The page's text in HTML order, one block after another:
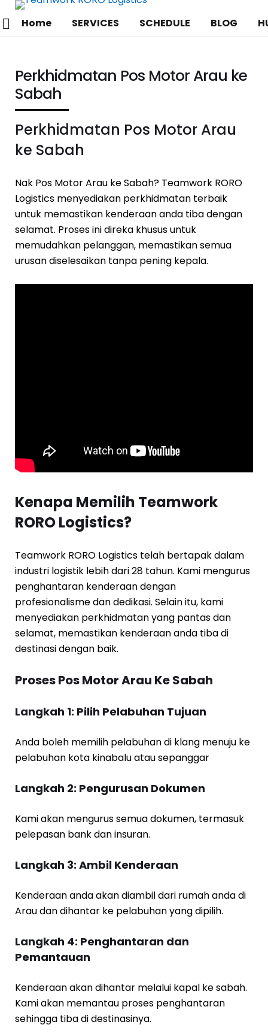
Home SERVICES SCHEDULE BLOG
Perkhidmatan Pos Motor Arau ke
Sabah
Perkhidmatan Pos Motor Arau
ke Sabah
Nak Pos Motor Arau ke Sabah? Teamwork RORO
Logistics menyediakan perkhidmatan terbaik
untuk memastikan kenderaan anda tiba dengan
selamat. Proses ini direka khusus untuk
memudahkan pelanggan, memastikan semua
urusan diselesaikan tanpa pening kepala.
Kenapa Memilih Teamwork
RORO Logistics?
Teamwork RORO Logistics telah bertapak dalam
industri logistik lebih dari 28 tahun. Kami mengurus
penghantaran kenderaan dengan
profesionalisme dan dedikasi. Selain itu, kami
menyediakan perkhidmatan yang pantas dan
selamat, memastikan kenderaan anda tiba di
destinasi dengan baik.
Proses Pos Motor Arau Ke Sabah
Langkah 1: Pilih Pelabuhan Tujuan
Anda boleh memilih pelabuhan di klang menuju ke
pelabuhan kota kinabalu atau sepanggar
Langkah 2: Pengurusan Dokumen
Kami akan mengurus semua dokumen, termasuk
pelepasan bank dan insuran.
Langkah 3: Ambil Kenderaan
Kenderaan anda akan diambil dari rumah anda di
Arau dan dihantar ke pelabuhan yang dipilih.
Langkah 4: Penghantaran dan
Pemantauan
Kenderaan akan dihantar melalui kapal ke sabah.
Kami akan memantau proses penghantaran
sehingga tiba di destinasinya.